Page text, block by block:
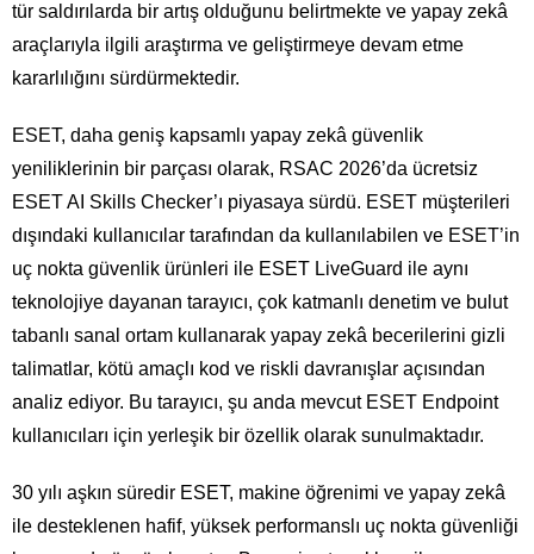
tür saldırılarda bir artış olduğunu belirtmekte ve yapay zekâ
araçlarıyla ilgili araştırma ve geliştirmeye devam etme
kararlılığını sürdürmektedir.
ESET, daha geniş kapsamlı yapay zekâ güvenlik
yeniliklerinin bir parçası olarak, RSAC 2026’da ücretsiz
ESET AI Skills Checker’ı piyasaya sürdü. ESET müşterileri
dışındaki kullanıcılar tarafından da kullanılabilen ve ESET’in
uç nokta güvenlik ürünleri ile ESET LiveGuard ile aynı
teknolojiye dayanan tarayıcı, çok katmanlı denetim ve bulut
tabanlı sanal ortam kullanarak yapay zekâ becerilerini gizli
talimatlar, kötü amaçlı kod ve riskli davranışlar açısından
analiz ediyor. Bu tarayıcı, şu anda mevcut ESET Endpoint
kullanıcıları için yerleşik bir özellik olarak sunulmaktadır.
30 yılı aşkın süredir ESET, makine öğrenimi ve yapay zekâ
ile desteklenen hafif, yüksek performanslı uç nokta güvenliği